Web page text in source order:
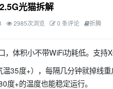
光猫拆解
2985次浏览 0 条评论 折腾
体积小不带WiFi功耗低。支持
35度+），每隔几分钟就掉线
度+的温度也能稳定运行。